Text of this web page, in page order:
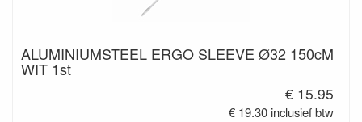
ALUMINIUMSTEEL ERGO SLEEVE Ø32 150cM
WIT 1st
€ 15.95
€ 19.30 inclusief btw